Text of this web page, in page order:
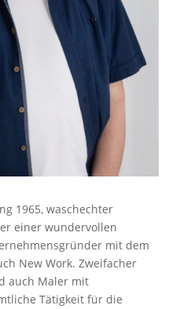
1965, waschechter
einer wundervollen
mit dem
New Work. Zweifacher
auch Maler mit
Tätigkeit für die